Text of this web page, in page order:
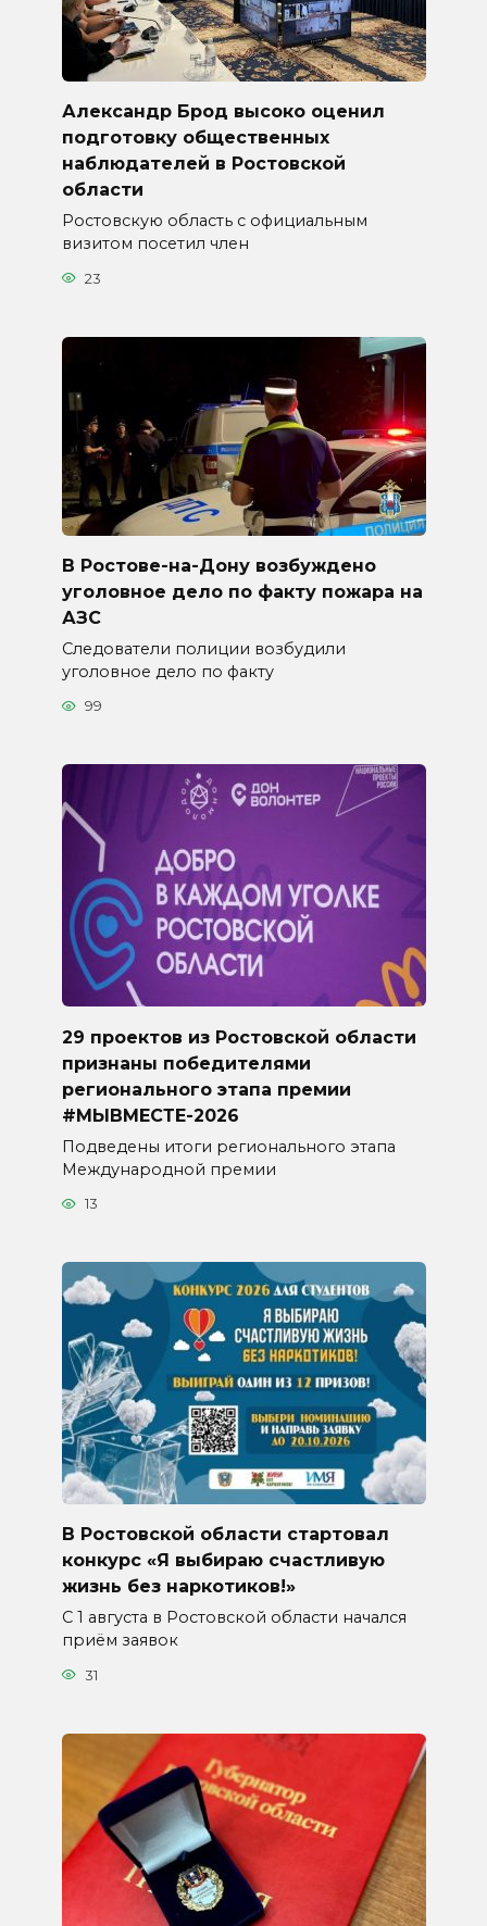
Александр Брод высоко оценил
подготовку общественных
наблюдателей в Ростовской
области
Ростовскую область с официальным
визитом посетил член
23
В Ростове-на-Дону возбуждено
уголовное дело по факту пожара на
АЗС
Следователи полиции возбудили
уголовное дело по факту
99
29 проектов из Ростовской области
признаны победителями
регионального этапа премии
#МЫВМЕСТЕ-2026
Подведены итоги регионального этапа
Международной премии
13
В Ростовской области стартовал
конкурс «Я выбираю счастливую
жизнь без наркотиков!»
С 1 августа в Ростовской области начался
приём заявок
31